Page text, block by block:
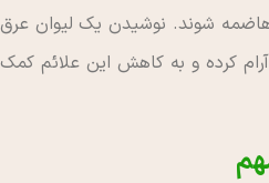
شوند. نوشیدن یک لیوان عرق
کرده و به کاهش این علائم کمک